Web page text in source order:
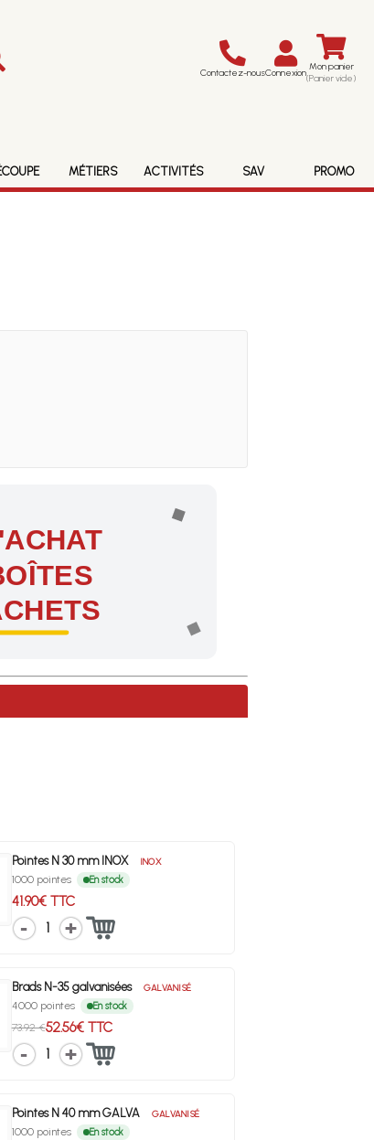
Contactez-nousConnexion Mon panier
(Panier vide)
MÉTIERS ACTIVITÉS SAV PROMO
Pointes N 30 mm INOX INOX
1000 pointes En stock
41.90€ TTC
1
Brads N-35 galvanisées GALVANISÉ
4000 pointes En stock
73.92 €52.56€ TTC
1
Pointes N 40 mm GALVA GALVANISÉ
1000 pointes En stock